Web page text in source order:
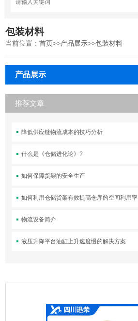
包装材料
当前位置：首页>>产品展示>>包装材料
产品展示
推荐文章
降低供应链物流成本的技巧分析
什么是《仓储进化论》?
如何保障货架的安全生产
如何利用仓储货架有效提高仓库的空间利用率
物流设备简介
液压升降平台油缸上升速度慢的解决方案